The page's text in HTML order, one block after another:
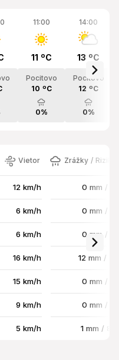
11:00
11 ºC
Pocitovo
10 ºC
0%
14:00
13 ºC
Pocitovo
12 ºC
0%
Vietor Zrážky /
12 km/h 0 mm /
6 km/h 0 mm /
6 km/h 0 mm /
16 km/h 12 mm /
15 km/h 0 mm /
9 km/h 0 mm /
5 km/h 1 mm /